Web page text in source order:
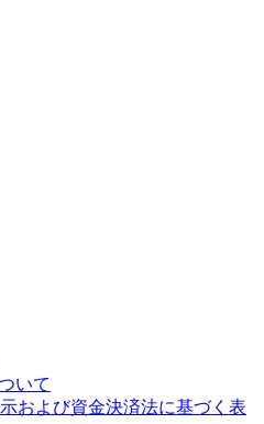
いて
および資金決済法に基づく表